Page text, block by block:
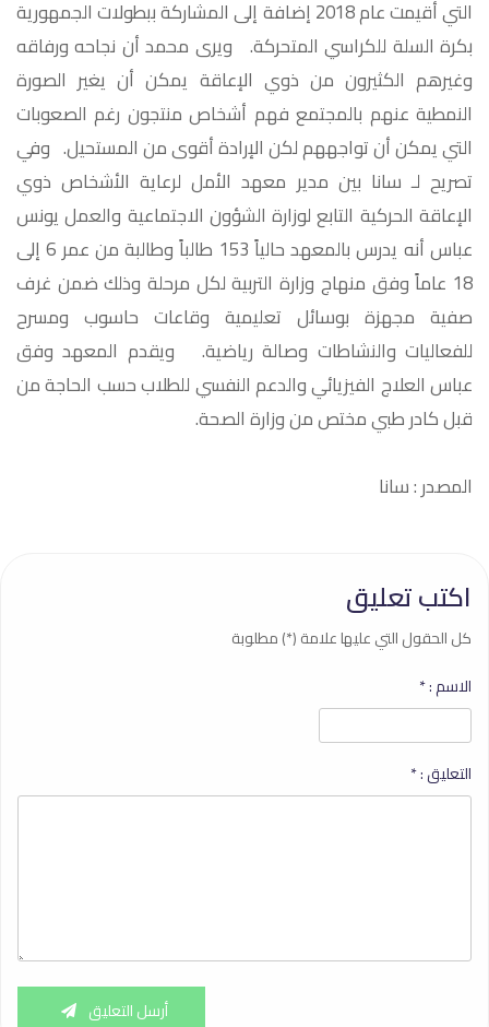
التي أقيمت عام 2018 إضافة إلى المشاركة ببطولات الجمهورية
بكرة السلة للكراسي المتحركة. ويرى محمد أن نجاحه ورفاقه
وغيرهم الكثيرون من ذوي الإعاقة يمكن أن يغير الصورة
النمطية عنهم بالمجتمع فهم أشخاص منتجون رغم الصعوبات
التي يمكن أن تواجههم لكن الإرادة أقوى من المستحيل. وفي
تصريح لـ سانا بين مدير معهد الأمل لرعاية الأشخاص ذوي
الإعاقة الحركية التابع لوزارة الشؤون الاجتماعية والعمل يونس
عباس أنه يدرس بالمعهد حالياً 153 طالباً وطالبة من عمر 6 إلى
18 عاماً وفق منهاج وزارة التربية لكل مرحلة وذلك ضمن غرف
صفية مجهزة بوسائل تعليمية وقاعات حاسوب ومسرح
للفعاليات والنشاطات وصالة رياضية. ويقدم المعهد وفق
عباس العلاج الفيزيائي والدعم النفسي للطلاب حسب الحاجة من
قبل كادر طبي مختص من وزارة الصحة.
المصدر : سانا
اكتب تعليق
كل الحقول التي عليها علامة (*) مطلوبة
الاسم :*
التعليق :*
أرسل التعليق